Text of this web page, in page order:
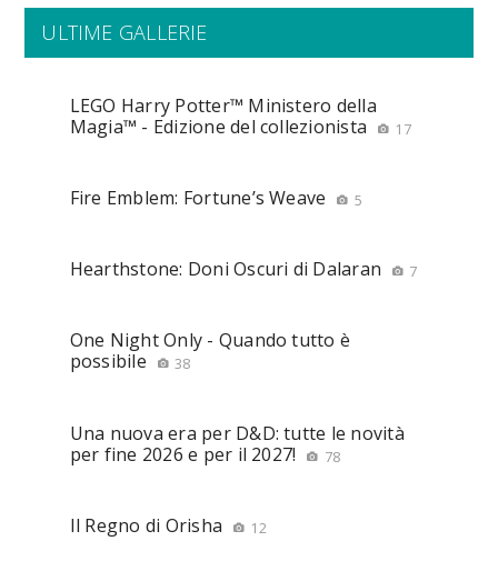
ULTIME GALLERIE
LEGO Harry Potter™ Ministero della
Magia™ - Edizione del collezionista
17
Fire Emblem: Fortune’s Weave 5
Hearthstone: Doni Oscuri di Dalaran 7
One Night Only - Quando tutto è
possibile
38
Una nuova era per D&D: tutte le novità
per fine 2026 e per il 2027!
78
Il Regno di Orisha 12